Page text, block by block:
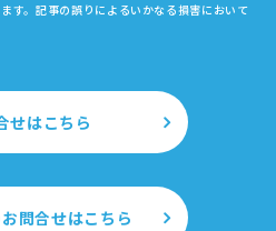
す。記事の誤りによるいかなる損害において
せはこちら
問合せはこちら